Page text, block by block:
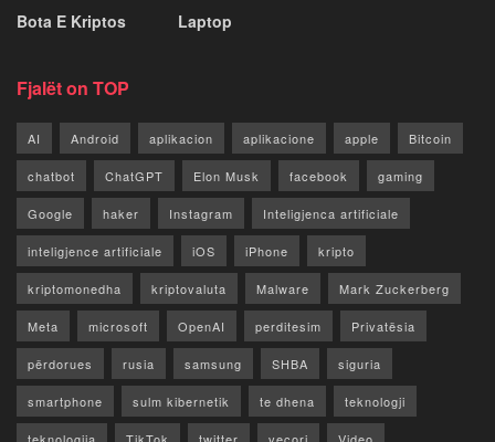
Bota E Kriptos
Laptop
Fjalët on TOP
AI Android aplikacion aplikacione apple Bitcoin
chatbot ChatGPT Elon Musk facebook gaming
Google haker Instagram Inteligjenca artificiale
inteligjence artificiale iOS iPhone kripto
kriptomonedha kriptovaluta Malware Mark Zuckerberg
Meta microsoft OpenAI perditesim Privatësia
përdorues rusia samsung SHBA siguria
smartphone sulm kibernetik te dhena teknologji